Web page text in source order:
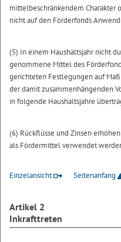
mittelbeschränkendem Charakter
nicht auf den Förderfonds
(5) In einem Haushaltsjahr nicht
genommene Mittel des
gerichteten Festlegungen auf
der damit zusammenhängenden
in folgende Haushaltsjahre
(6) Rückflüsse und Zinsen
als Fördermittel verwendet
Einzelansicht Seitenanfang
Artikel 2
Inkrafttreten